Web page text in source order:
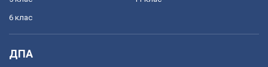
6 клас
ДПА